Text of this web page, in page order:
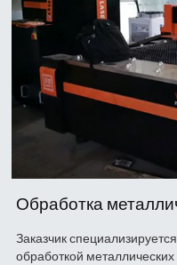
Обработка
Заказчик
обработкой